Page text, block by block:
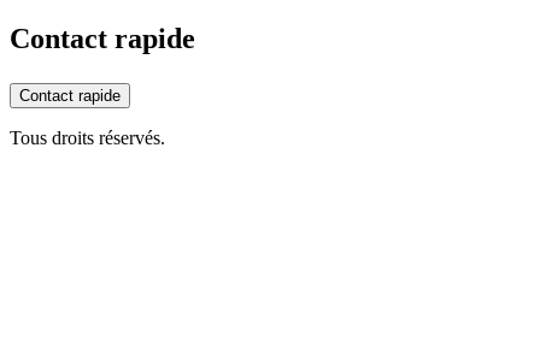
Contact rapide
Contact rapide
Tous droits réservés.